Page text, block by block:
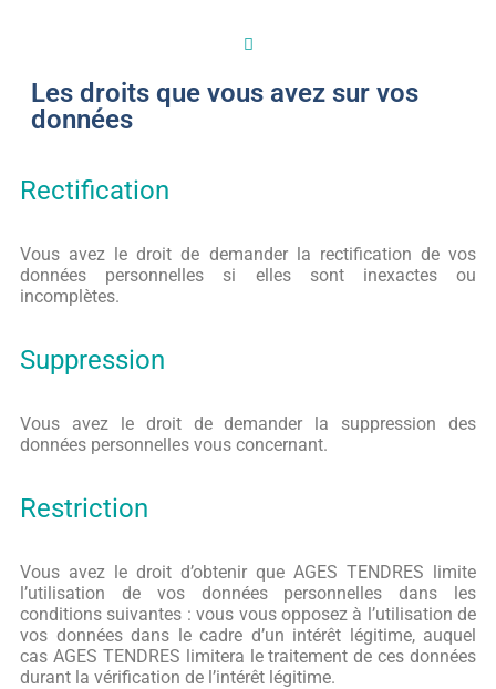
Les droits que vous avez sur vos
données
Rectification
Vous avez le droit de demander la rectification de vos
données personnelles si elles sont inexactes ou
incomplètes.
Suppression
Vous avez le droit de demander la suppression des
données personnelles vous concernant.
Restriction
Vous avez le droit d’obtenir que AGES TENDRES limite
l’utilisation de vos données personnelles dans les
conditions suivantes : vous vous opposez à l’utilisation de
vos données dans le cadre d’un intérêt légitime, auquel
cas AGES TENDRES limitera le traitement de ces données
durant la vérification de l’intérêt légitime.